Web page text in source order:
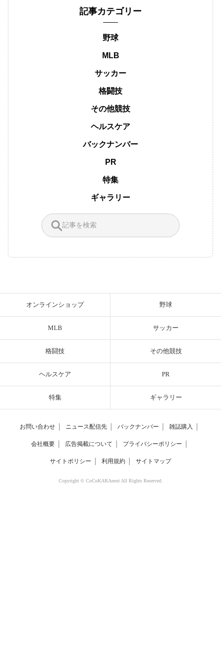
記事カテゴリー
野球
MLB
サッカー
格闘技
その他競技
ヘルスケア
バックナンバー
PR
特集
ギャラリー
オンラインショップ 野球
MLB サッカー
格闘技 その他競技
ヘルスケア PR
特集 ギャラリー
お問い合わせ ニュース配信先 バックナンバー 雑誌購入
会社概要 広告掲載について プライバシーポリシー
サイトポリシー 利用規約 サイトマップ
Copyright © CoCoKARAnext All Rights Reserved.